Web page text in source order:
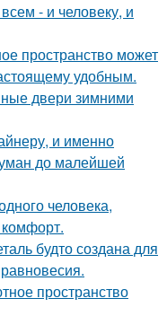
- и человеку, и
пространство может
удобным.
двери зимними
и именно
до малейшей
человека,
будто создана для
пространство